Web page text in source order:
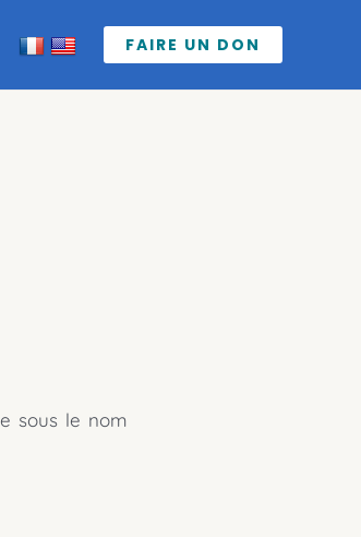
FAIRE UN DON
sous le nom